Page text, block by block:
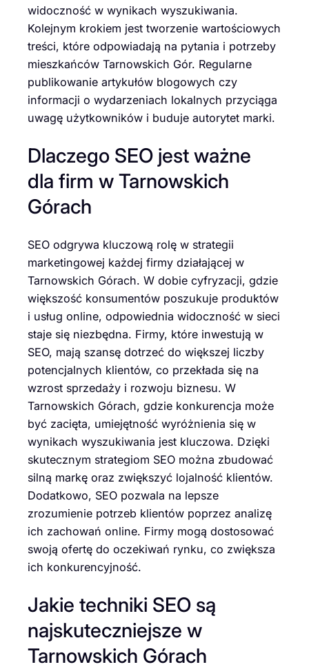
widoczność w wynikach wyszukiwania.
Kolejnym krokiem jest tworzenie wartościowych
treści, które odpowiadają na pytania i potrzeby
mieszkańców Tarnowskich Gór. Regularne
publikowanie artykułów blogowych czy
informacji o wydarzeniach lokalnych przyciąga
uwagę użytkowników i buduje autorytet marki.
Dlaczego SEO jest ważne
dla firm w Tarnowskich
Górach
SEO odgrywa kluczową rolę w strategii
marketingowej każdej firmy działającej w
Tarnowskich Górach. W dobie cyfryzacji, gdzie
większość konsumentów poszukuje produktów
i usług online, odpowiednia widoczność w sieci
staje się niezbędna. Firmy, które inwestują w
SEO, mają szansę dotrzeć do większej liczby
potencjalnych klientów, co przekłada się na
wzrost sprzedaży i rozwoju biznesu. W
Tarnowskich Górach, gdzie konkurencja może
być zacięta, umiejętność wyróżnienia się w
wynikach wyszukiwania jest kluczowa. Dzięki
skutecznym strategiom SEO można zbudować
silną markę oraz zwiększyć lojalność klientów.
Dodatkowo, SEO pozwala na lepsze
zrozumienie potrzeb klientów poprzez analizę
ich zachowań online. Firmy mogą dostosować
swoją ofertę do oczekiwań rynku, co zwiększa
ich konkurencyjność.
Jakie techniki SEO są
najskuteczniejsze w
Tarnowskich Górach